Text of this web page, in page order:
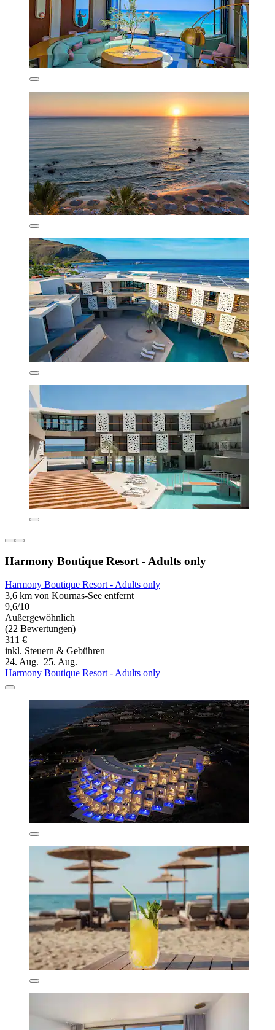
Harmony Boutique Resort - Adults only
Harmony Boutique Resort - Adults only
3,6 km von Kournas-See entfernt
9,6/10
Außergewöhnlich
(22 Bewertungen)
311 €
inkl. Steuern & Gebühren
24. Aug.–25. Aug.
Harmony Boutique Resort - Adults only